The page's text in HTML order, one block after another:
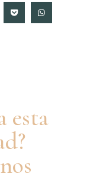
esta